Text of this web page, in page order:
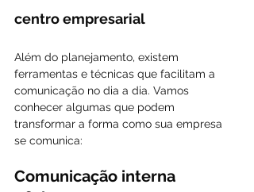
centro empresarial
Além do planejamento, existem
ferramentas e técnicas que facilitam a
comunicação no dia a dia. Vamos
conhecer algumas que podem
transformar a forma como sua empresa
se comunica:
Comunicação interna